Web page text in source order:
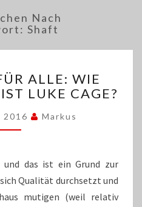
Nach
Shaft
HELD
FÜR
WIE
KUGELSICHER
LUKE
ALLE: WIE
LUKE CAGE?
2016 Markus
das ist ein Grund zur
sich Qualität durchsetzt und
mutigen (weil relativ